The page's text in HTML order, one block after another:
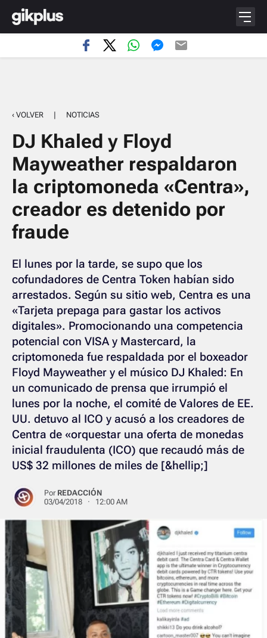
‹ VOLVER | NOTICIAS
DJ Khaled y Floyd
Mayweather respaldaron
la criptomoneda «Centra»,
creador es detenido por
fraude
El lunes por la tarde, se supo que los
cofundadores de Centra Token habían sido
arrestados. Según su sitio web, Centra es una
«Tarjeta prepaga para gastar los activos
digitales». Promocionando una competencia
potencial con VISA y Mastercard, la
criptomoneda fue respaldada por el boxeador
Floyd Mayweather y el músico DJ Khaled: En
un comunicado de prensa que irrumpió el
lunes por la noche, el comité de Valores de EE.
UU. detuvo al ICO y acusó a los creadores de
Centra de «orquestar una oferta de monedas
inicial fraudulenta (ICO) que recaudó más de
US$ 32 millones de miles de [&hellip;]
Por REDACCIÓN
03/04/2018 · 12:00 AM